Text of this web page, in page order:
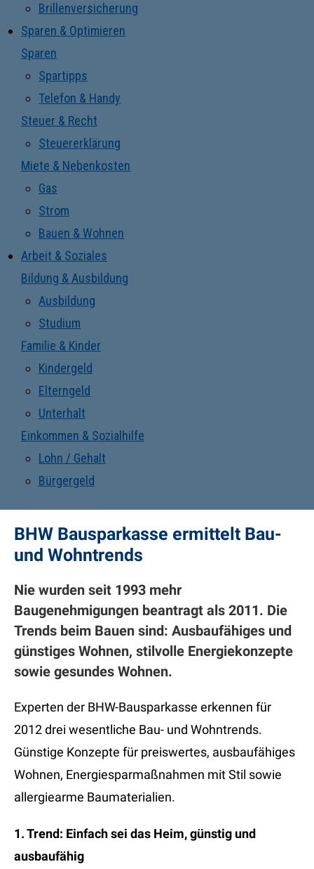
Brillenversicherung
Sparen & Optimieren
Sparen
Spartipps
Telefon & Handy
Steuer & Recht
Steuererklärung
Miete & Nebenkosten
Gas
Strom
Bauen & Wohnen
Arbeit & Soziales
Bildung & Ausbildung
Ausbildung
Studium
Familie & Kinder
Kindergeld
Elterngeld
Unterhalt
Einkommen & Sozialhilfe
Lohn / Gehalt
Bürgergeld
BHW Bausparkasse ermittelt Bau-
und Wohntrends
Nie wurden seit 1993 mehr
Baugenehmigungen beantragt als 2011. Die
Trends beim Bauen sind: Ausbaufähiges und
günstiges Wohnen, stilvolle Energiekonzepte
sowie gesundes Wohnen.
Experten der BHW-Bausparkasse erkennen für
2012 drei wesentliche Bau- und Wohntrends.
Günstige Konzepte für preiswertes, ausbaufähiges
Wohnen, Energiesparmaßnahmen mit Stil sowie
allergiearme Baumaterialien.
1. Trend: Einfach sei das Heim, günstig und
ausbaufähig